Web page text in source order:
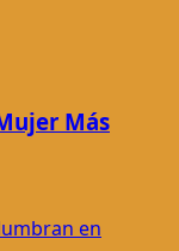
Más
en